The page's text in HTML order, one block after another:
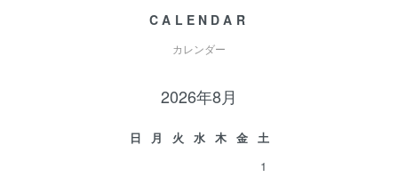
CALENDAR
カレンダー
2026年8月
日 月 火 水 木 金
土
1